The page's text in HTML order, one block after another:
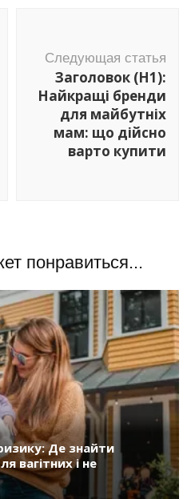
Следующая статья
Заголовок (H1):
Найкращі бренди
для майбутніх
мам: що дійсно
варто купити
понравиться...
Де знайти
вагітних і не